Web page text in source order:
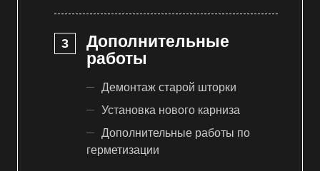
Дополнительные
работы
Демонтаж старой шторки
Установка нового карниза
Дополнительные работы по
герметизации